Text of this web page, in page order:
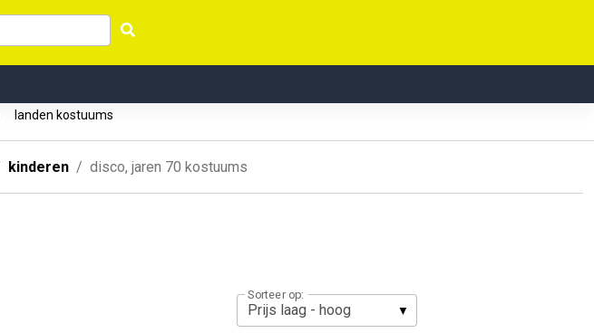
landen kostuums
kinderen disco, jaren 70 kostuums
Sorteer op: